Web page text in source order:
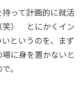
って計画的に就活
笑） とにかくイン
というのを、まず
に身を置かないと
。